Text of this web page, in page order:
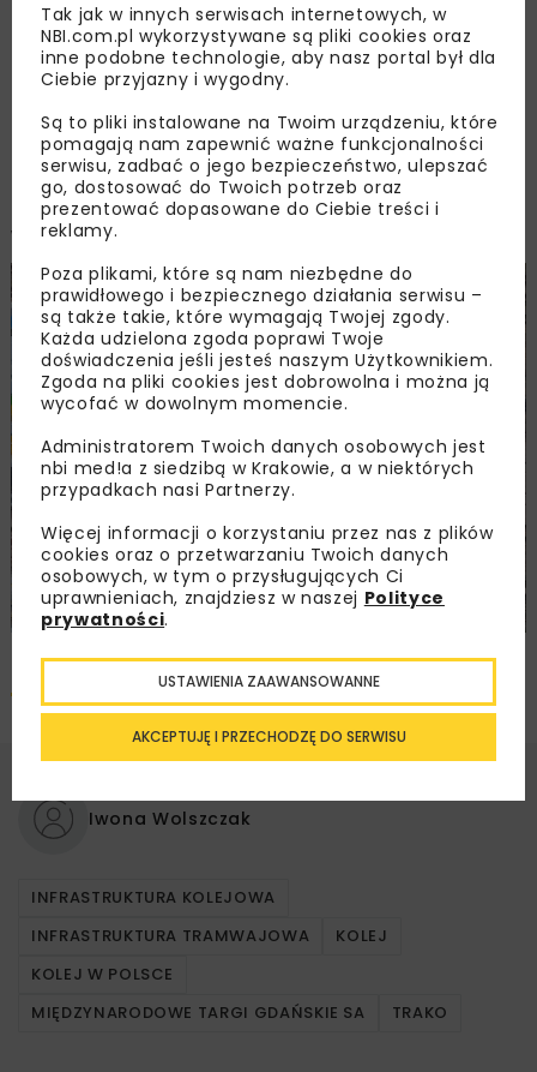
niemieckich landów – Berlina i Brandenburgii,
Saksonii, Badenii-Wirtembergii, oraz misje
handlowe Brukseli i Walonii. Międzynarodowe
Targi Kolejowe TRAKO to największe
i najbardziej prestiżowe w Polsce spotkanie
branży transportu szynowego oraz drugie co
do wielkości i znaczenia targi kolejowe
w Europie.
Pobierz artykuł PDF
Iwona Wolszczak
INFRASTRUKTURA KOLEJOWA
INFRASTRUKTURA TRAMWAJOWA
KOLEJ
KOLEJ W POLSCE
MIĘDZYNARODOWE TARGI GDAŃSKIE SA
TRAKO
Tak jak w innych serwisach internetowych, w
NBI.com.pl wykorzystywane są pliki cookies oraz
inne podobne technologie, aby nasz portal był dla
Ciebie przyjazny i wygodny.
Są to pliki instalowane na Twoim urządzeniu, które
pomagają nam zapewnić ważne funkcjonalności
serwisu, zadbać o jego bezpieczeństwo, ulepszać
go, dostosować do Twoich potrzeb oraz
prezentować dopasowane do Ciebie treści i
reklamy.
Poza plikami, które są nam niezbędne do
prawidłowego i bezpiecznego działania serwisu –
są także takie, które wymagają Twojej zgody.
Każda udzielona zgoda poprawi Twoje
doświadczenia jeśli jesteś naszym Użytkownikiem.
Zgoda na pliki cookies jest dobrowolna i można ją
wycofać w dowolnym momencie.
Administratorem Twoich danych osobowych jest
nbi med!a z siedzibą w Krakowie, a w niektórych
przypadkach nasi Partnerzy.
Więcej informacji o korzystaniu przez nas z plików
cookies oraz o przetwarzaniu Twoich danych
osobowych, w tym o przysługujących Ci
uprawnieniach, znajdziesz w naszej Polityce
prywatności.
AKCEPTUJĘ I PRZECHODZĘ DO SERWISU
USTAWIENIA ZAAWANSOWANNE